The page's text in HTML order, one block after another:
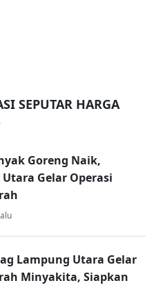
SEPUTAR HARGA
Goreng Naik,
Gelar Operasi
Lampung Utara Gelar
Minyakita, Siapkan